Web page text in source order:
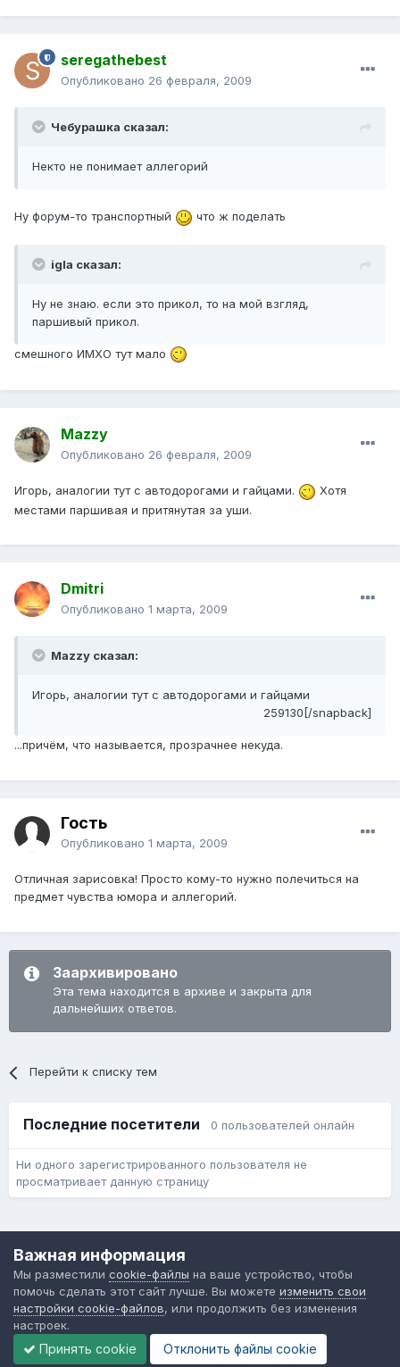
seregathebest
Опубликовано 26 февраля, 2009
Чебурашка сказал:
Некто не понимает аллегорий
Ну форум-то транспортный что ж поделать
igla сказал:
Ну не знаю. если это прикол, то на мой взгляд,
паршивый прикол.
смешного ИМХО тут мало
Mazzy
Опубликовано 26 февраля, 2009
Игорь, аналогии тут с автодорогами и гайцами.
Хотя
местами паршивая и притянутая за уши.
Dmitri
Опубликовано 1 марта, 2009
Mazzy сказал:
Игорь, аналогии тут с автодорогами и гайцами
259130[/snapback]
...причём, что называется, прозрачнее некуда.
Гость
Опубликовано 1 марта, 2009
Отличная зарисовка! Просто кому-то нужно полечиться на
предмет чувства юмора и аллегорий.
Заархивировано
Эта тема находится в архиве и закрыта для
дальнейших ответов.
Перейти к списку тем
Последние посетители 0 пользователей онлайн
Ни одного зарегистрированного пользователя не
просматривает данную страницу
Форум общественного транспорта
Powered by Invision Community
Важная информация
Мы разместили cookie-файлы на ваше устройство, чтобы
помочь сделать этот сайт лучше. Вы можете изменить свои
настройки cookie-файлов, или продолжить без изменения
настроек.
Принять cookie Отклонить файлы сookie